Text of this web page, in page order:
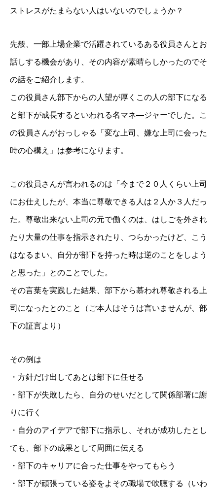
ストレスがたまらない人はいないのでしょうか？
先般、一部上場企業で活躍されているある役員さんとお
話しする機会があり、その内容が素晴らしかったのでそ
の話をご紹介します。
この役員さん部下からの人望が厚くこの人の部下になる
と部下が成長するといわれる名マネ―ジャーでした。こ
の役員さんがおっしゃる「変な上司、嫌な上司に会った
時の心構え」は参考になります。
この役員さんが言われるのは「今まで２０人くらい上司
にお仕えしたが、本当に尊敬できる人は２人か３人だっ
た。尊敬出来ない上司の元で働くのは、はしごを外され
たり大量の仕事を指示されたり、つらかったけど、こう
はなるまい、自分が部下を持った時は逆のことをしよう
と思った」とのことでした。
その言葉を実践した結果、部下から慕われ尊敬される上
司になったとのこと（ご本人はそうは言いませんが、部
下の証言より）
その例は
・方針だけ出してあとは部下に任せる
・部下が失敗したら、自分のせいだとして関係部署に謝
りに行く
・自分のアイデアで部下に指示し、それが成功したとし
ても、部下の成果として周囲に伝える
・部下のキャリアに合った仕事をやってもらう
・部下が頑張っている姿をよその職場で吹聴する（いわ